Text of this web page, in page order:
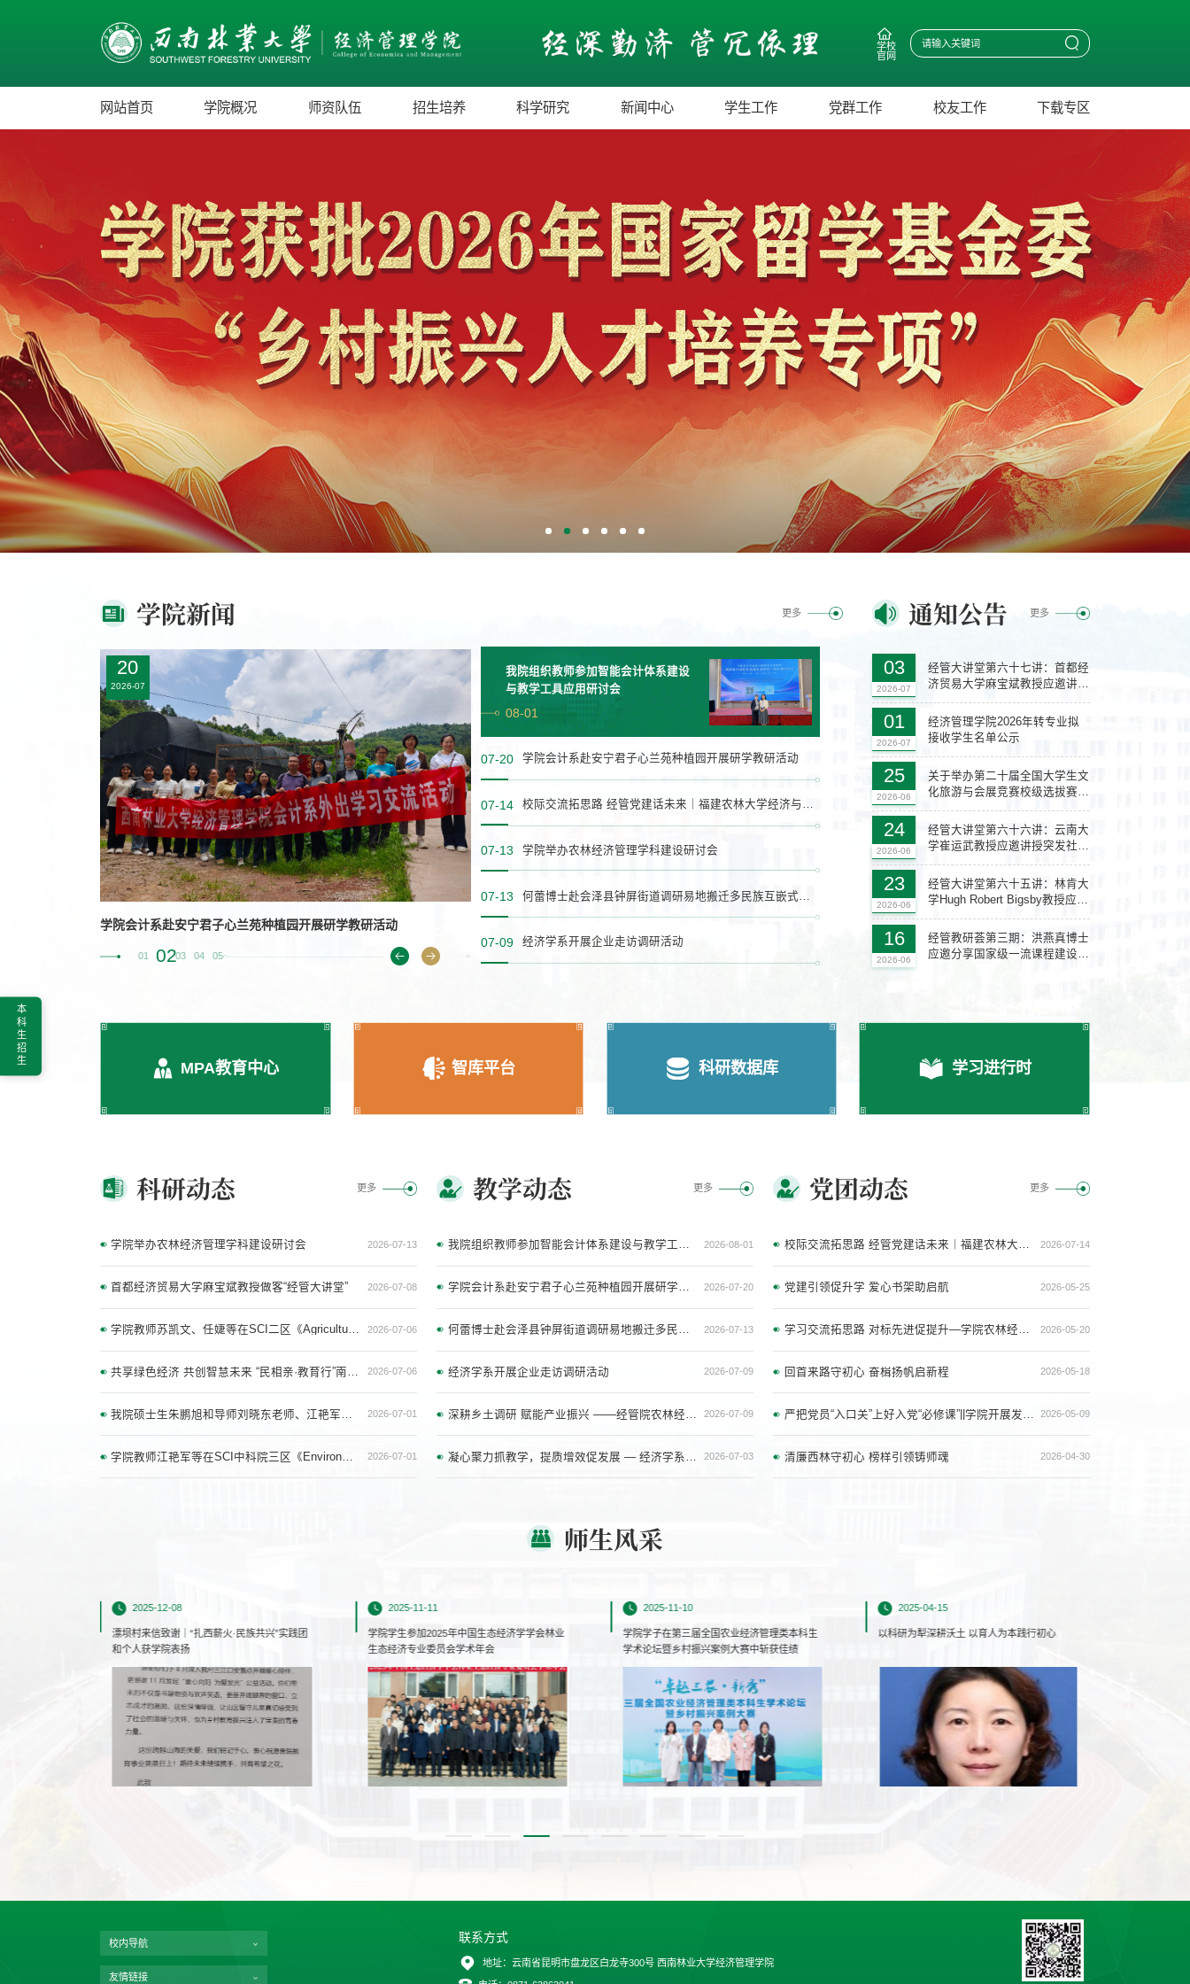
本科生招生
学校
官网
网站首页 学院概况 师资队伍 招生培养 科学研究 新闻中心 学生工作 党群工作 校友工作 下载专区
学院新闻 更多
14 13
2026-07
13
2026-07
何蕾博士赴会泽县钟屏街道调研易地搬迁多民族互
01 02 0304 05
我院组织教师参加智能会计体系建设
与教学工具应用研讨会
08-01
07-20 学院会计系赴安宁君子心兰苑种植园开展研学教研活动
07-14 校际交流拓思路 经管党建话未来｜福建农林大学经济与管理学院与我院开展党建工作交流会
07-13 学院举办农林经济管理学科建设研讨会
07-13
07-09 经济学系开展企业走访调研活动
通知公告 更多
03
2026-07
经管大讲堂第六十七讲：首都经
济贸易大学麻宝斌教授应邀讲授
01
2026-07
经济管理学院2026年转专业拟
接收学生名单公示
25
2026-06
关于举办第二十届全国大学生文
化旅游与会展竞赛校级选拔赛的
24
2026-06
经管大讲堂第六十六讲：云南大
学崔运武教授应邀讲授突发社会
安全事件处置
23
2026-06
经管大讲堂第六十五讲：林肯大
学Hugh Robert Bigsby教授应邀
讲授 Same Science, Different
Context：Why Collaboration
Matters
16
2026-06
经管教研荟第三期：洪燕真博士
应邀分享国家级一流课程建设经
MPA教育中心 智库平台 科研数据库 学习进行时
科研动态 更多
学院举办农林经济管理学科建设研讨会 2026-07-13
首都经济贸易大学麻宝斌教授做客“经管大讲堂” 2026-07-08
学院教师苏凯文、任婕等在SCI二区《Agriculture》发表论文 2026-07-06
共享绿色经济 共创智慧未来 “民相亲·教育行”南亚东南亚农林经济 可持续发展研讨会在西南林业大学顺利举办 2026-07-06
我院硕士生朱鹏旭和导师刘晓东老师、江艳军老师等在SSCI 3区《Land》发表研究论文 2026-07-01
学院教师江艳军等在SCI中科院三区《Environment, Development and Sustainability》期刊发表研究论文 2026-07-01
教学动态 更多
我院组织教师参加智能会计体系建设与教学工具应用研讨会 2026-08-01
学院会计系赴安宁君子心兰苑种植园开展研学教研活动 2026-07-20
何蕾博士赴会泽县钟屏街道调研易地搬迁多民族互嵌式社区治理 2026-07-13
经济学系开展企业走访调研活动 2026-07-09
深耕乡土调研 赋能产业振兴 ——经管院农林经济管理系开展专业实习 2026-07-09
凝心聚力抓教学，提质增效促发展 — 经济学系召开期末教研工作会 2026-07-03
党团动态 更多
校际交流拓思路 经管党建话未来｜福建农林大学经济与管理学院与我院开展党建工作交流会 2026-07-14
党建引领促升学 爱心书架助启航 2026-05-25
学习交流拓思路 对标先进促提升—学院农林经济管理创新研究党支部赴全国样板党支部开展对标学习活动 2026-05-20
回首来路守初心 奋楫扬帆启新程 2026-05-18
严把党员“入口关”上好入党“必修课”||学院开展发展对象短期集中培训 2026-05-09
清廉西林守初心 榜样引领铸师魂 2026-04-30
师生风采
2025-12-08
漂坝村来信致谢｜“扎西薪火·民族共兴”实践团
和个人获学院表扬
2025-11-11
学院学生参加2025年中国生态经济学学会林业
生态经济专业委员会学术年会
2025-11-10
学院学子在第三届全国农业经济管理类本科生
学术论坛暨乡村振兴案例大赛中斩获佳绩
2025-04-15
以科研为犁深耕沃土 以育人为本践行初心
校内导航
友情链接
联系方式
地址：云南省昆明市盘龙区白龙寺300号 西南林业大学经济管理学院